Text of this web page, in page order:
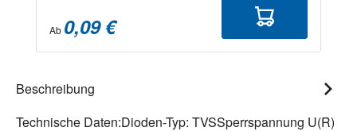
Ab 0,09 €
Beschreibung
Technische Daten:Dioden-Typ: TVSSperrspannung U(R)